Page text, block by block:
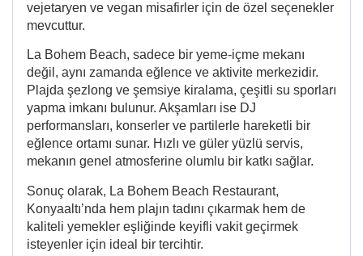
vejetaryen ve vegan misafirler için de özel seçenekler
mevcuttur.
La Bohem Beach, sadece bir yeme-içme mekanı
değil, aynı zamanda eğlence ve aktivite merkezidir.
Plajda şezlong ve şemsiye kiralama, çeşitli su sporları
yapma imkanı bulunur. Akşamları ise DJ
performansları, konserler ve partilerle hareketli bir
eğlence ortamı sunar. Hızlı ve güler yüzlü servis,
mekanın genel atmosferine olumlu bir katkı sağlar.
Sonuç olarak, La Bohem Beach Restaurant,
Konyaaltı’nda hem plajın tadını çıkarmak hem de
kaliteli yemekler eşliğinde keyifli vakit geçirmek
isteyenler için ideal bir tercihtir.